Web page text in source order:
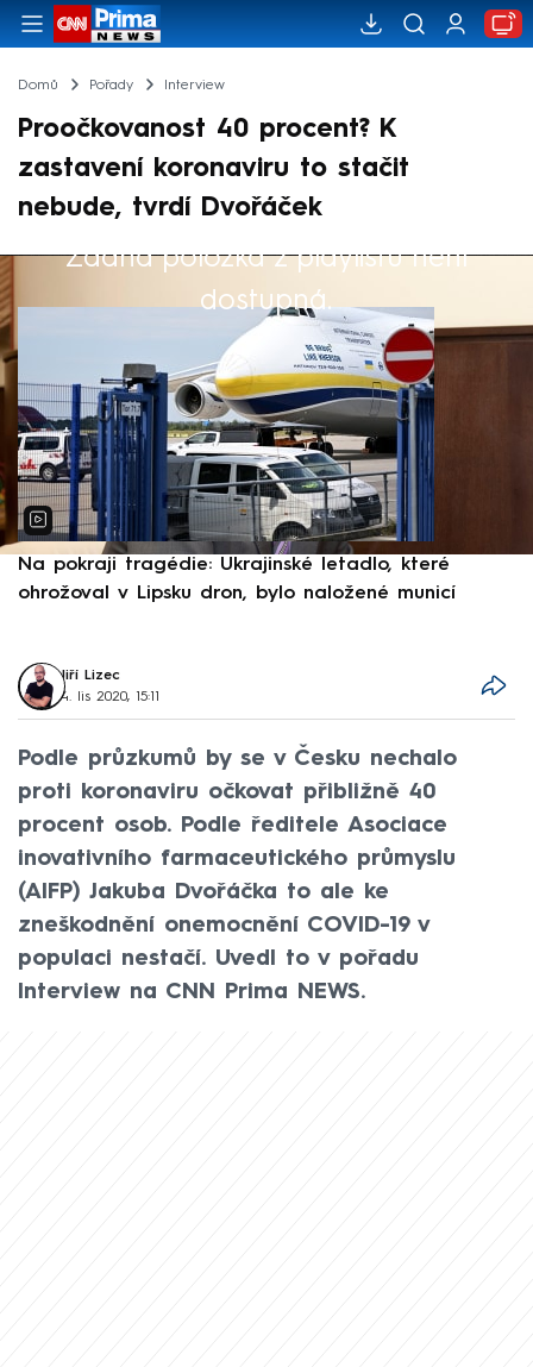
Domů Pořady Interview
Proočkovanost 40 procent? K
zastavení koronaviru to stačit
nebude, tvrdí Dvořáček
Žádná položka z playlistu není
dostupná.
Výběr redakce
Na pokraji tragédie: Ukrajinské letadlo, které
ohrožoval v Lipsku dron, bylo naložené municí
Jiří Lizec
4. lis 2020, 15:11
Podle průzkumů by se v Česku nechalo
proti koronaviru očkovat přibližně 40
procent osob. Podle ředitele Asociace
inovativního farmaceutického průmyslu
(AIFP) Jakuba Dvořáčka to ale ke
zneškodnění onemocnění COVID-19 v
populaci nestačí. Uvedl to v pořadu
Interview na CNN Prima NEWS.